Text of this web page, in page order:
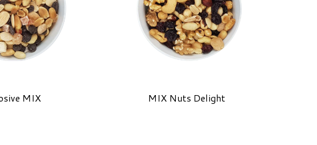
MIX MIX Nuts Delight